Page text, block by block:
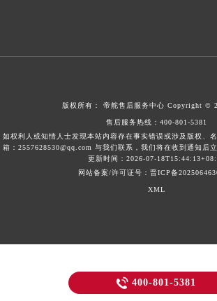
版权所有： 帝舵售后服务中心 Copyright ©
售后服务热线： 400-801-5381
如权利人或知情人士发现本站内容存在事实错误或涉及版权、
箱：2557628530@qq.com 与我们联系，我们将在收到通知后
更新时间：2026-07-
网站备案/许可证号：晋ICP备
XML
 400-801-5381